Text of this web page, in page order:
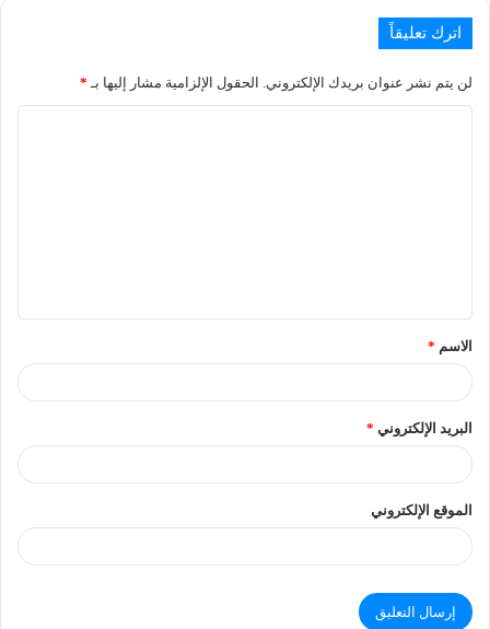
اترك تعليقاً
لن يتم نشر عنوان بريدك الإلكتروني. الحقول الإلزامية مشار إليها بـ *
الاسم *
البريد الإلكتروني *
الموقع الإلكتروني